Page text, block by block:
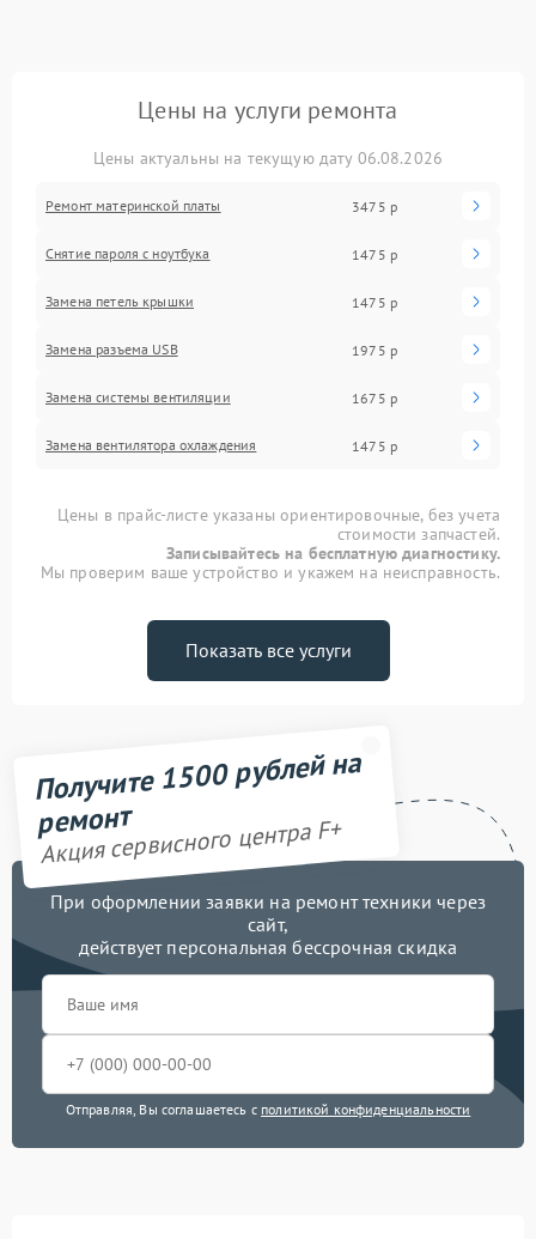
Цены на услуги ремонта
Цены актуальны на текущую дату 06.08.2026
Ремонт материнской платы 3475 р
Снятие пароля с ноутбука 1475 р
Замена петель крышки 1475 р
Замена разъема USB 1975 р
Замена системы вентиляции 1675 р
Замена вентилятора охлаждения 1475 р
Цены в прайс-листе указаны ориентировочные, без учета
стоимости запчастей.
Записывайтесь на бесплатную диагностику.
Мы проверим ваше устройство и укажем на неисправность.
Показать все услуги
Получите 1500 рублей на
ремонт
Акция сервисного центра F+
При оформлении заявки на ремонт техники через
сайт,
действует персональная бессрочная скидка
Отправляя, Вы соглашаетесь с политикой конфиденциальности